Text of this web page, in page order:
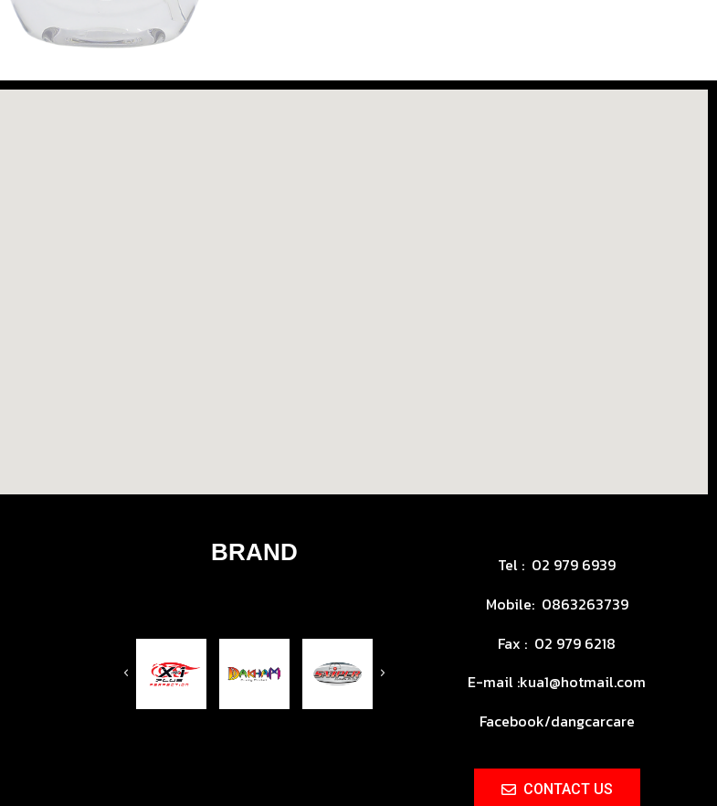
BRAND
Tel : 02 979 6939
Mobile: 0863263739
Fax : 02 979 6218
E-mail :kua1@hotmail.com
Facebook/dangcarcare
CONTACT US